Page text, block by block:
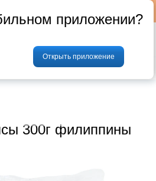
Фрукты и овощи Мясо Птица
300г филиппины
приложении?
Открыть приложение